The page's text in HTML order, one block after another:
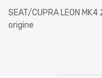
SEAT/CUPRA LEON
origine